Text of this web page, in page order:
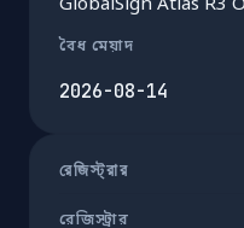
বৈধ মেয়াদ
2026-08-14
রেজিস্ট্রার
রেজিস্ট্রার